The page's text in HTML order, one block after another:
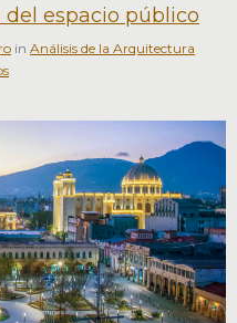
espacio público
in Análisis de la Arquitectura